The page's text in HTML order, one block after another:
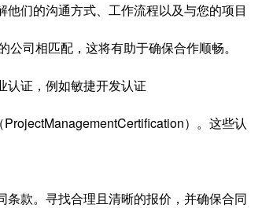
们的沟通方式、工作流程以及与您的项目
司相匹配，这将有助于确保合作顺畅。
证，例如敏捷开发认证
）。这些认
款。寻找合理且清晰的报价，并确保合同